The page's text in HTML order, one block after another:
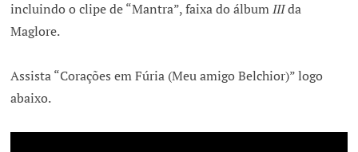
incluindo o clipe de “Mantra”, faixa do álbumIIIda
Maglore.
Assista “Corações em Fúria (Meu amigo Belchior)” logo
abaixo.